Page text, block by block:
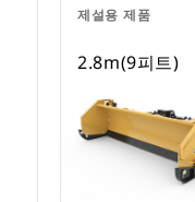
제설용 제품
2.8m(9피트)